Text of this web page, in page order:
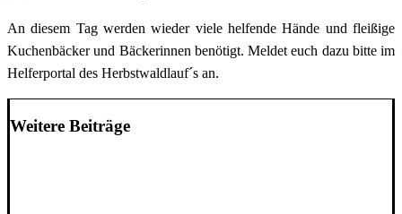
An diesem Tag werden wieder viele helfende Hände und fleißige
Kuchenbäcker und Bäckerinnen benötigt. Meldet euch dazu bitte im
Helferportal des Herbstwaldlauf´s an.
Weitere Beiträge